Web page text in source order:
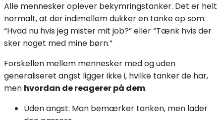
Alle mennesker oplever bekymringstanker. Det er helt
normalt, at der indimellem dukker en tanke op som:
“Hvad nu hvis jeg mister mit job?” eller “Tænk hvis der
sker noget med mine børn.”
Forskellen mellem mennesker med og uden
generaliseret angst ligger ikke i, hvilke tanker de har,
men hvordan de reagerer på dem.
Uden angst: Man bemærker tanken, men lader